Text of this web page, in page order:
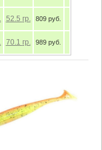
52.5 гр. 809 руб.
70.1 гр. 989 руб.